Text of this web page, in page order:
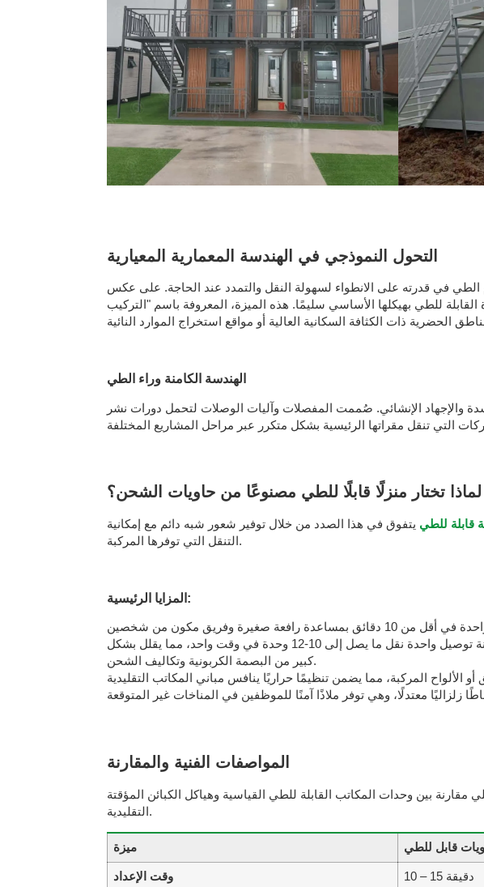
التحول النموذجي في الهندسة المعمارية المعيارية
الطي في قدرته على الانطواء لسهولة النقل والتمدد عند الحاجة. على عكس
للطي بهيكلها الأساسي سليمًا. هذه الميزة، المعروفة باسم "التركيب
الهندسة الكامنة وراء الطي
والإجهاد الإنشائي. صُممت المفصلات وآليات الوصلات لتحمل دورات نشر
لماذا تختار منزلًا قابلًا للطي مصنوعًا من حاويات الشحن؟
قابلة للطي يتفوق في هذا الصدد من خلال توفير شعور شبه دائم مع إمكانية
التنقل التي توفرها المركبة.
المزايا الرئيسية:
نظراً لأن الوحدات قابلة للطي إلى جزء صغير من ارتفاعها الممتد، يمكن لشاحنة توصيل واحدة نقل ما يصل إلى 10-12 وحدة في وقت واحد، مما يقلل بشكل
كبير من البصمة الكربونية وتكاليف الشحن.
المواصفات الفنية والمقارنة
مقارنة بين وحدات المكاتب القابلة للطي القياسية وهياكل الكبائن المؤقتة
التقليدية.
ميزة قابل للطي
وقت الإعداد 10 – 15 دقيقة